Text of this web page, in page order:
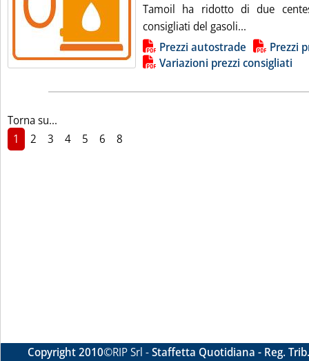
Tamoil ha ridotto di due
consigliati del gasoli...
Lista allegati PDF alla notiziaPrezzi autostrade
Prezzi
Variazioni prezzi consigliati
Torna su...
1
2 3 4 5 6 8
Copyright 2010©RIP Srl -Staffetta Quotidiana - Reg.